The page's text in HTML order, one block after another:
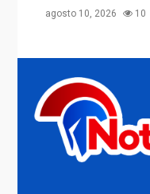
agosto 10, 2026 10